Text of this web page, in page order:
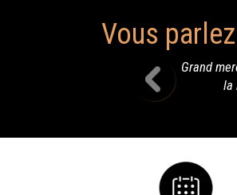
Vous
merci à toi Terry pour ta prestation a
la musique country qui nous permet à